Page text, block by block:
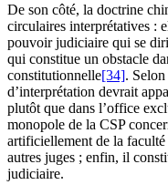
De son côté, la doctrine
circulaires interprétatives :
pouvoir judiciaire qui se
qui constitue un obstacle
constitutionnelle[34].
d’interprétation devrait
plutôt que dans l’office
monopole de la CSP
artificiellement de la
autres juges ; enfin, il
judiciaire.